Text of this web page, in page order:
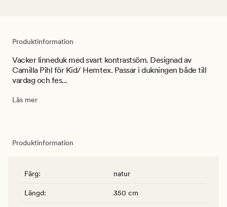
Produktinformation
Vacker linneduk med svart kontrastsöm. Designad av
Camilla Pihl för Kid/ Hemtex. Passar i dukningen både till
vardag och fes...
Läs mer
Produktinformation
Färg: natur
Längd: 350 cm